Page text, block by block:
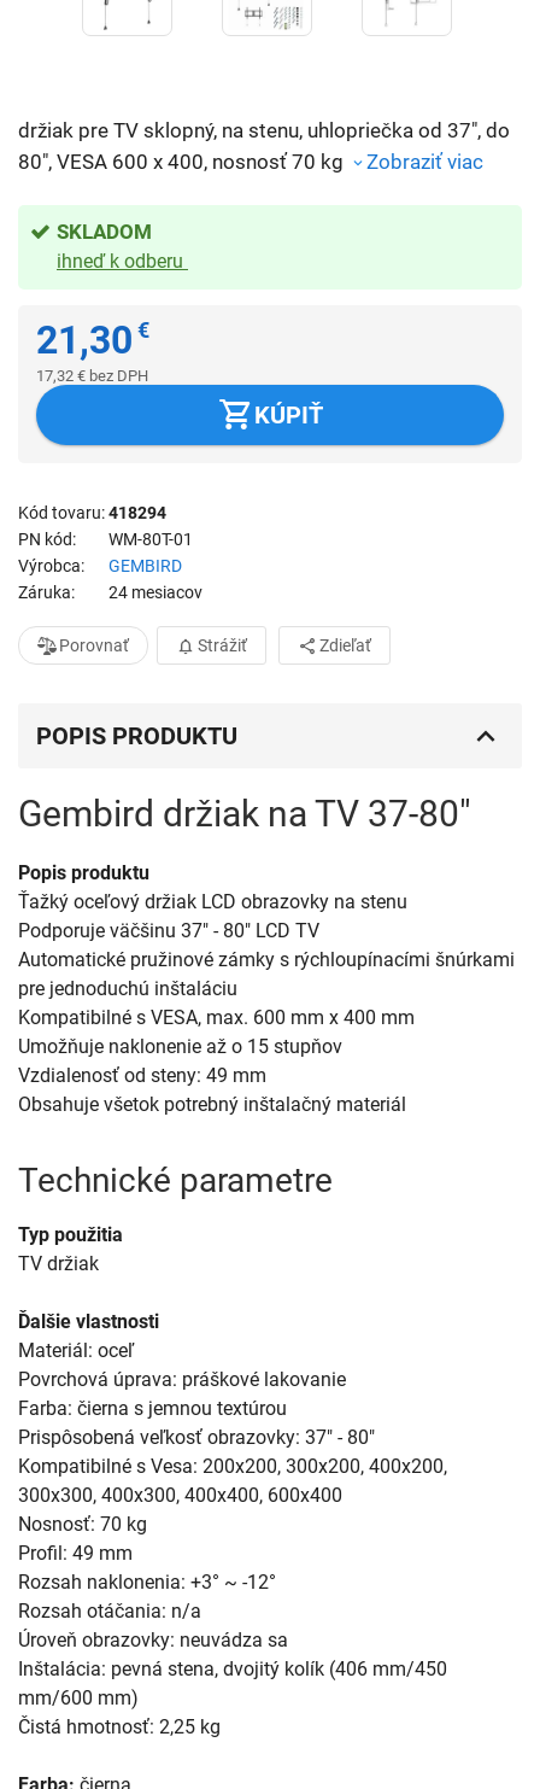
držiak pre TV sklopný, na stenu, uhlopriečka od 37", do
80", VESA 600 x 400, nosnosť 70 kg
Zobraziť viac
SKLADOM
ihneď k odberu
21,30 €
17,32 € bez DPH
KÚPIŤ
Kód tovaru 418294
PN kód
WM-80T-01
Výrobca
GEMBIRD
Záruka
24 mesiacov
Porovnať Strážiť Zdieľať
POPIS PRODUKTU
Gembird držiak na TV 37-80"
Popis produktu
Ťažký oceľový držiak LCD obrazovky na stenu
Podporuje väčšinu 37" - 80" LCD TV
Automatické pružinové zámky s rýchloupínacími šnúrkami
pre jednoduchú inštaláciu
Kompatibilné s VESA, max. 600 mm x 400 mm
Umožňuje naklonenie až o 15 stupňov
Vzdialenosť od steny: 49 mm
Obsahuje všetok potrebný inštalačný materiál
Technické parametre
Typ použitia
TV držiak
Ďalšie vlastnosti
Materiál: oceľ
Povrchová úprava: práškové lakovanie
Farba: čierna s jemnou textúrou
Prispôsobená veľkosť obrazovky: 37" - 80"
Kompatibilné s Vesa: 200x200, 300x200, 400x200,
300x300, 400x300, 400x400, 600x400
Nosnosť: 70 kg
Profil: 49 mm
Rozsah naklonenia: +3° ~ -12°
Rozsah otáčania: n/a
Úroveň obrazovky: neuvádza sa
Inštalácia: pevná stena, dvojitý kolík (406 mm/450
mm/600 mm)
Čistá hmotnosť: 2,25 kg